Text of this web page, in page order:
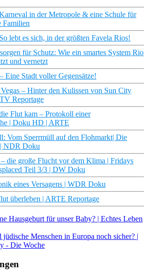
in der Metropole & eine Schule für
Familien
lebt es sich, in der größten Favela Rios!
für Schutz: Wie ein smartes System Rio
und vernetzt
Eine Stadt voller Gegensätze!
– Hinter den Kulissen von Sun City
Reportage
Flut kam – Protokoll einer
| Doku HD | ARTE
Vom Sperrmüll auf den Flohmarkt| Die
NDR Doku
die große Flucht vor dem Klima | Fridays
Teil 3/3 | DW Doku
eines Versagens | WDR Doku
überleben | ARTE Reportage
Hausgeburt für unser Baby? | Echtes Leben
jüdische Menschen in Europa noch sicher? |
- Die Woche